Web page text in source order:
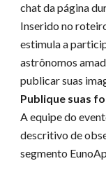
chat da página
Inserido no
estimula a
astrônomos
publicar suas
Publique suas
A equipe do
descritivo de
segmento